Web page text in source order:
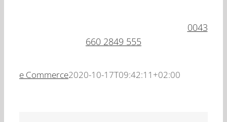
0043
660 2849 555
e Commerce2020-10-17T09:42:11+02:00